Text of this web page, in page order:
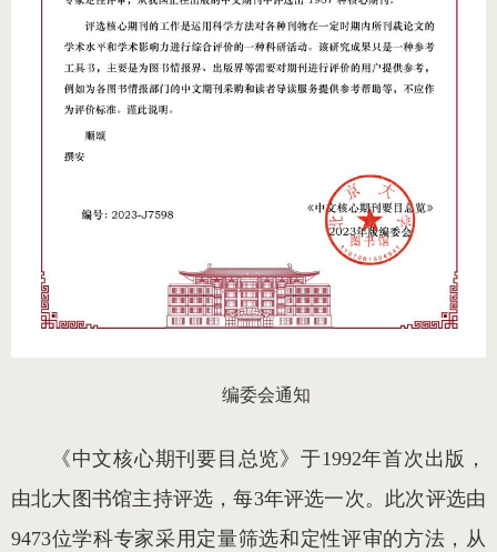
编委会通知
《中文核心期刊要目总览》于1992年首次出版，
由北大图书馆主持评选，每3年评选一次。此次评选由
9473位学科专家采用定量筛选和定性评审的方法，从